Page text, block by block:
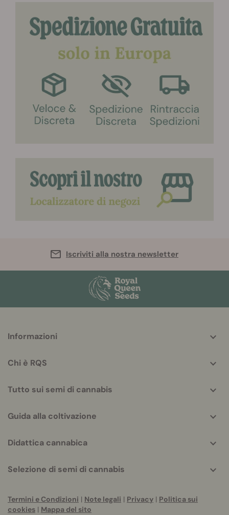
Iscriviti alla nostra newsletter
helpful
Informazioni
Chi è RQS
Tutto sui semi di cannabis
Guida alla coltivazione
Didattica cannabica
Selezione di semi di cannabis
Termini e Condizioni | Note legali | Privacy | Politica sui
cookies | Mappa del sito